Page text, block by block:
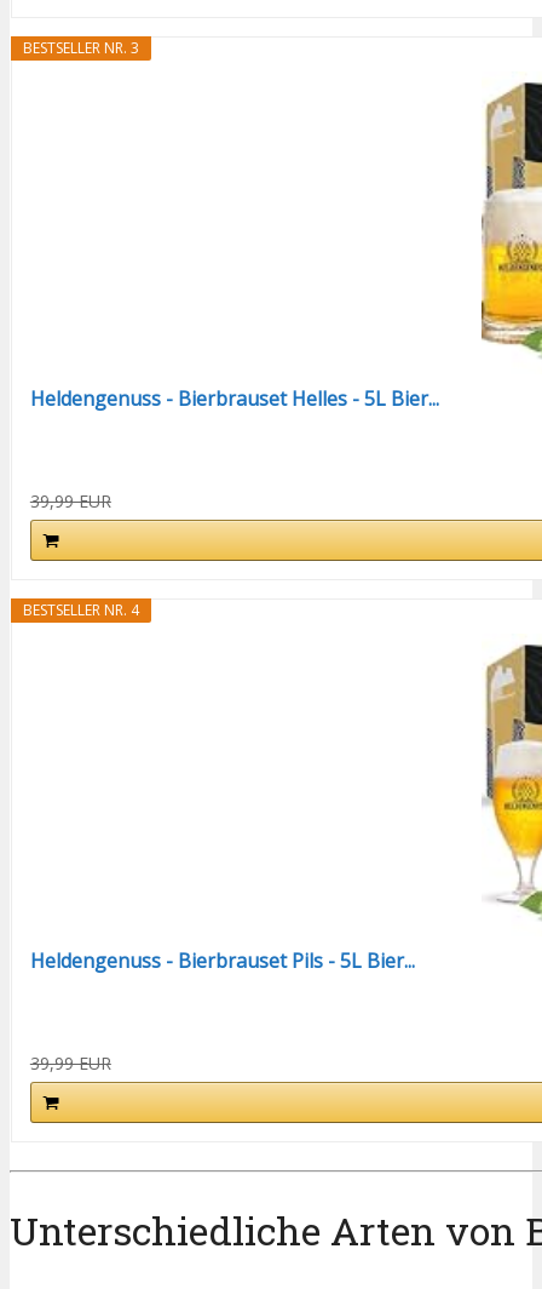
BESTSELLER NR. 3
Heldengenuss - Bierbrauset Helles - 5L Bier...
39,99 EUR
BESTSELLER NR. 4
Heldengenuss - Bierbrauset Pils - 5L Bier...
39,99 EUR
Unterschiedliche Arten von